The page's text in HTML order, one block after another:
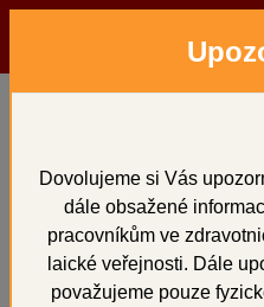
Hledat
Dovolujeme si Vás
dále obsažené
pracovníkům ve
laické veřejnosti. Dále
považujeme pouze